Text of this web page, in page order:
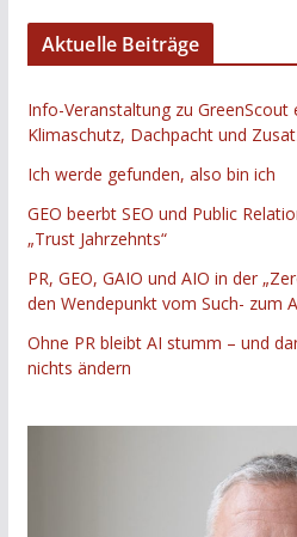
Aktuelle Beiträge
Info-Veranstaltung zu GreenScout
Klimaschutz, Dachpacht und
Ich werde gefunden, also bin ich
GEO beerbt SEO und Public
„Trust Jahrzehnts“
PR, GEO, GAIO und AIO in der
den Wendepunkt vom Such- zum
Ohne PR bleibt AI stumm – und
nichts ändern